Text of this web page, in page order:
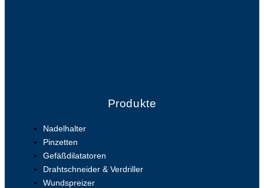
Produkte
Nadelhalter
Pinzetten
Gefäßdilatatoren
Drahtschneider & Verdriller
Wundspreizer